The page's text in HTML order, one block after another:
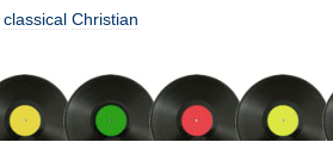
classical Christian